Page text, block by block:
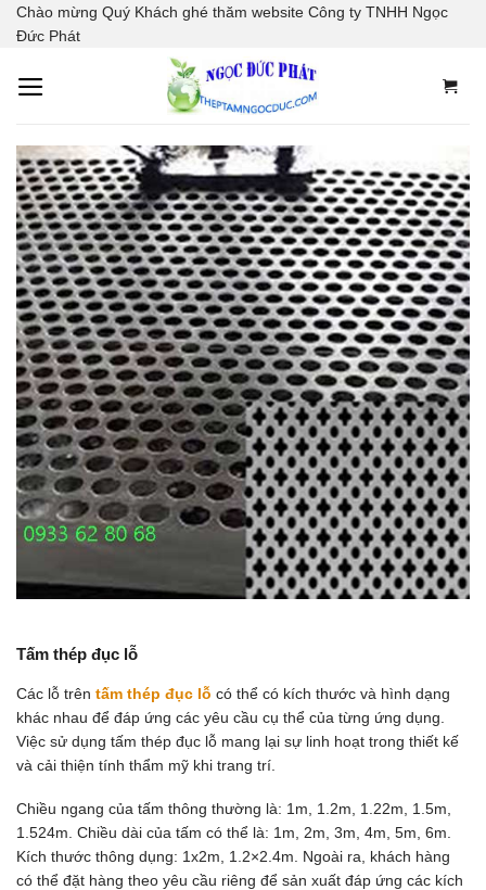
SkipChào mừng Quý Khách ghé thăm website Công ty TNHH Ngọc
Đức Phát
Tấm thép đục lỗ
Các lỗ trên tấm thép đục lỗ có thể có kích thước và hình dạng
khác nhau để đáp ứng các yêu cầu cụ thể của từng ứng dụng.
Việc sử dụng tấm thép đục lỗ mang lại sự linh hoạt trong thiết kế
và cải thiện tính thẩm mỹ khi trang trí.
Chiều ngang của tấm thông thường là: 1m, 1.2m, 1.22m, 1.5m,
1.524m. Chiều dài của tấm có thể là: 1m, 2m, 3m, 4m, 5m, 6m.
Kích thước thông dụng: 1x2m, 1.2×2.4m. Ngoài ra, khách hàng
có thể đặt hàng theo yêu cầu riêng để sản xuất đáp ứng các kích